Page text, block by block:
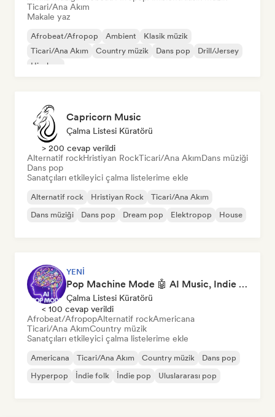
Ticari/Ana Akım
Makale yaz
Afrobeat/Afropop Ambient
Klasik müzik
Ticari/Ana Akım
Country müzik Dans pop
Drill/Jersey
Hip-hop
Capricorn Music
Çalma Listesi Küratörü
> 200 cevap verildi
Alternatif rockHristiyan RockTicari/Ana AkımDans müziği
Dans pop
Sanatçıları etkileyici çalma listelerime ekle
Alternatif rock Hristiyan Rock
Ticari/Ana Akım
Dans müziği
Dans pop Dream pop Elektropop House
YENI
Pop Machine Mode 🤖 AI Music, Indie Pop & Dream Pop
Çalma Listesi Küratörü
< 100 cevap verildi
Afrobeat/AfropopAlternatif rockAmericana
Ticari/Ana AkımCountry müzik
Sanatçıları etkileyici çalma listelerime ekle
Americana Ticari/Ana Akım Country müzik
Dans pop
Hyperpop
İndie folk İndie pop Uluslararası pop